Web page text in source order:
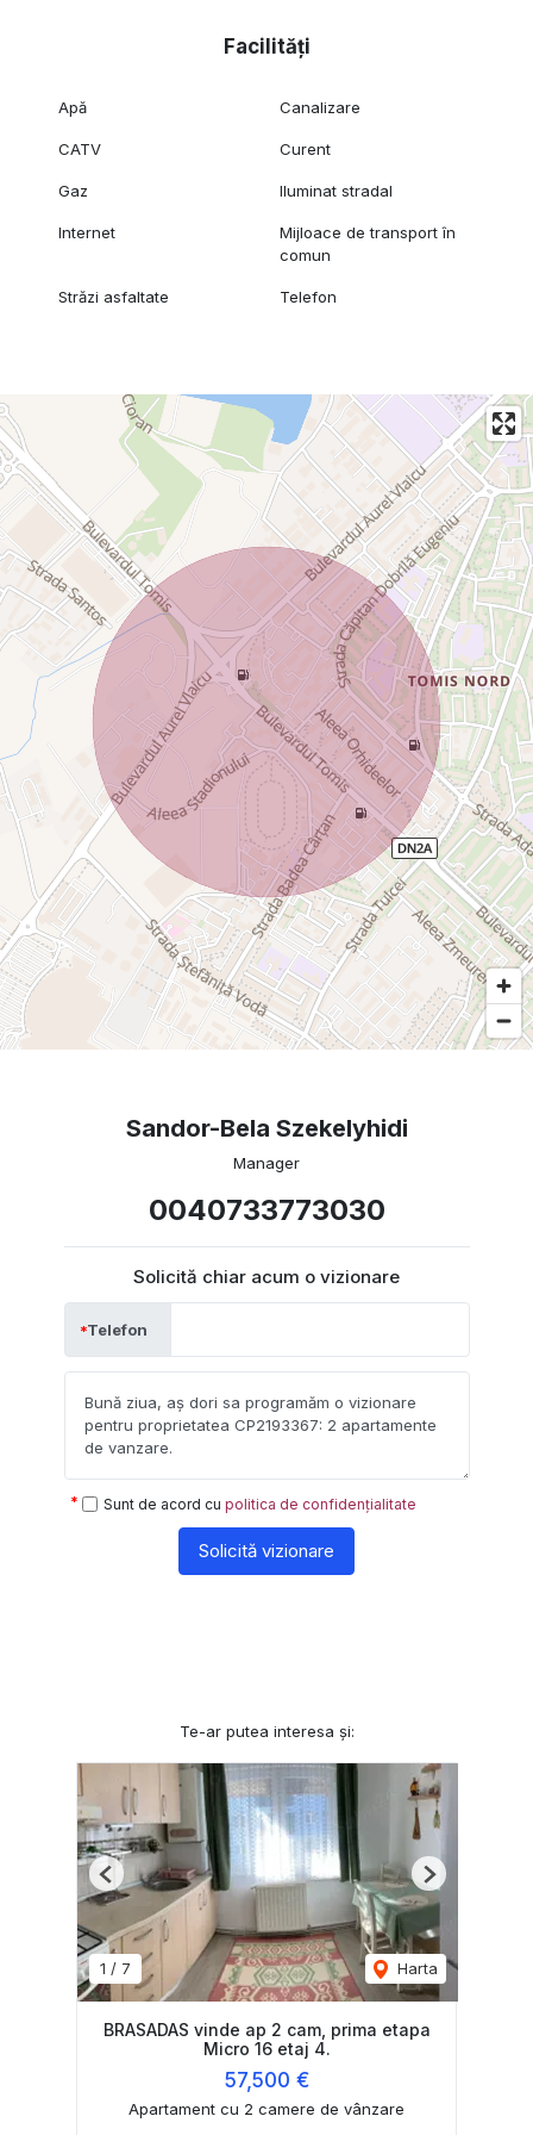
Facilități
Apă Canalizare
CATV Curent
Gaz Iluminat stradal
Internet
Mijloace de transport în
comun
Străzi asfaltate Telefon
Sandor-Bela Szekelyhidi
Manager
0040733773030
Solicită chiar acum o vizionare
Telefon
Sunt de acord cu politica de confidențialitate
Solicită vizionare
Te-ar putea interesa și:
1 / 7 Harta
Previous Next
BRASADAS vinde ap 2 cam, prima etapa
Micro 16 etaj 4.
57,500 €
Apartament cu 2 camere de vânzare